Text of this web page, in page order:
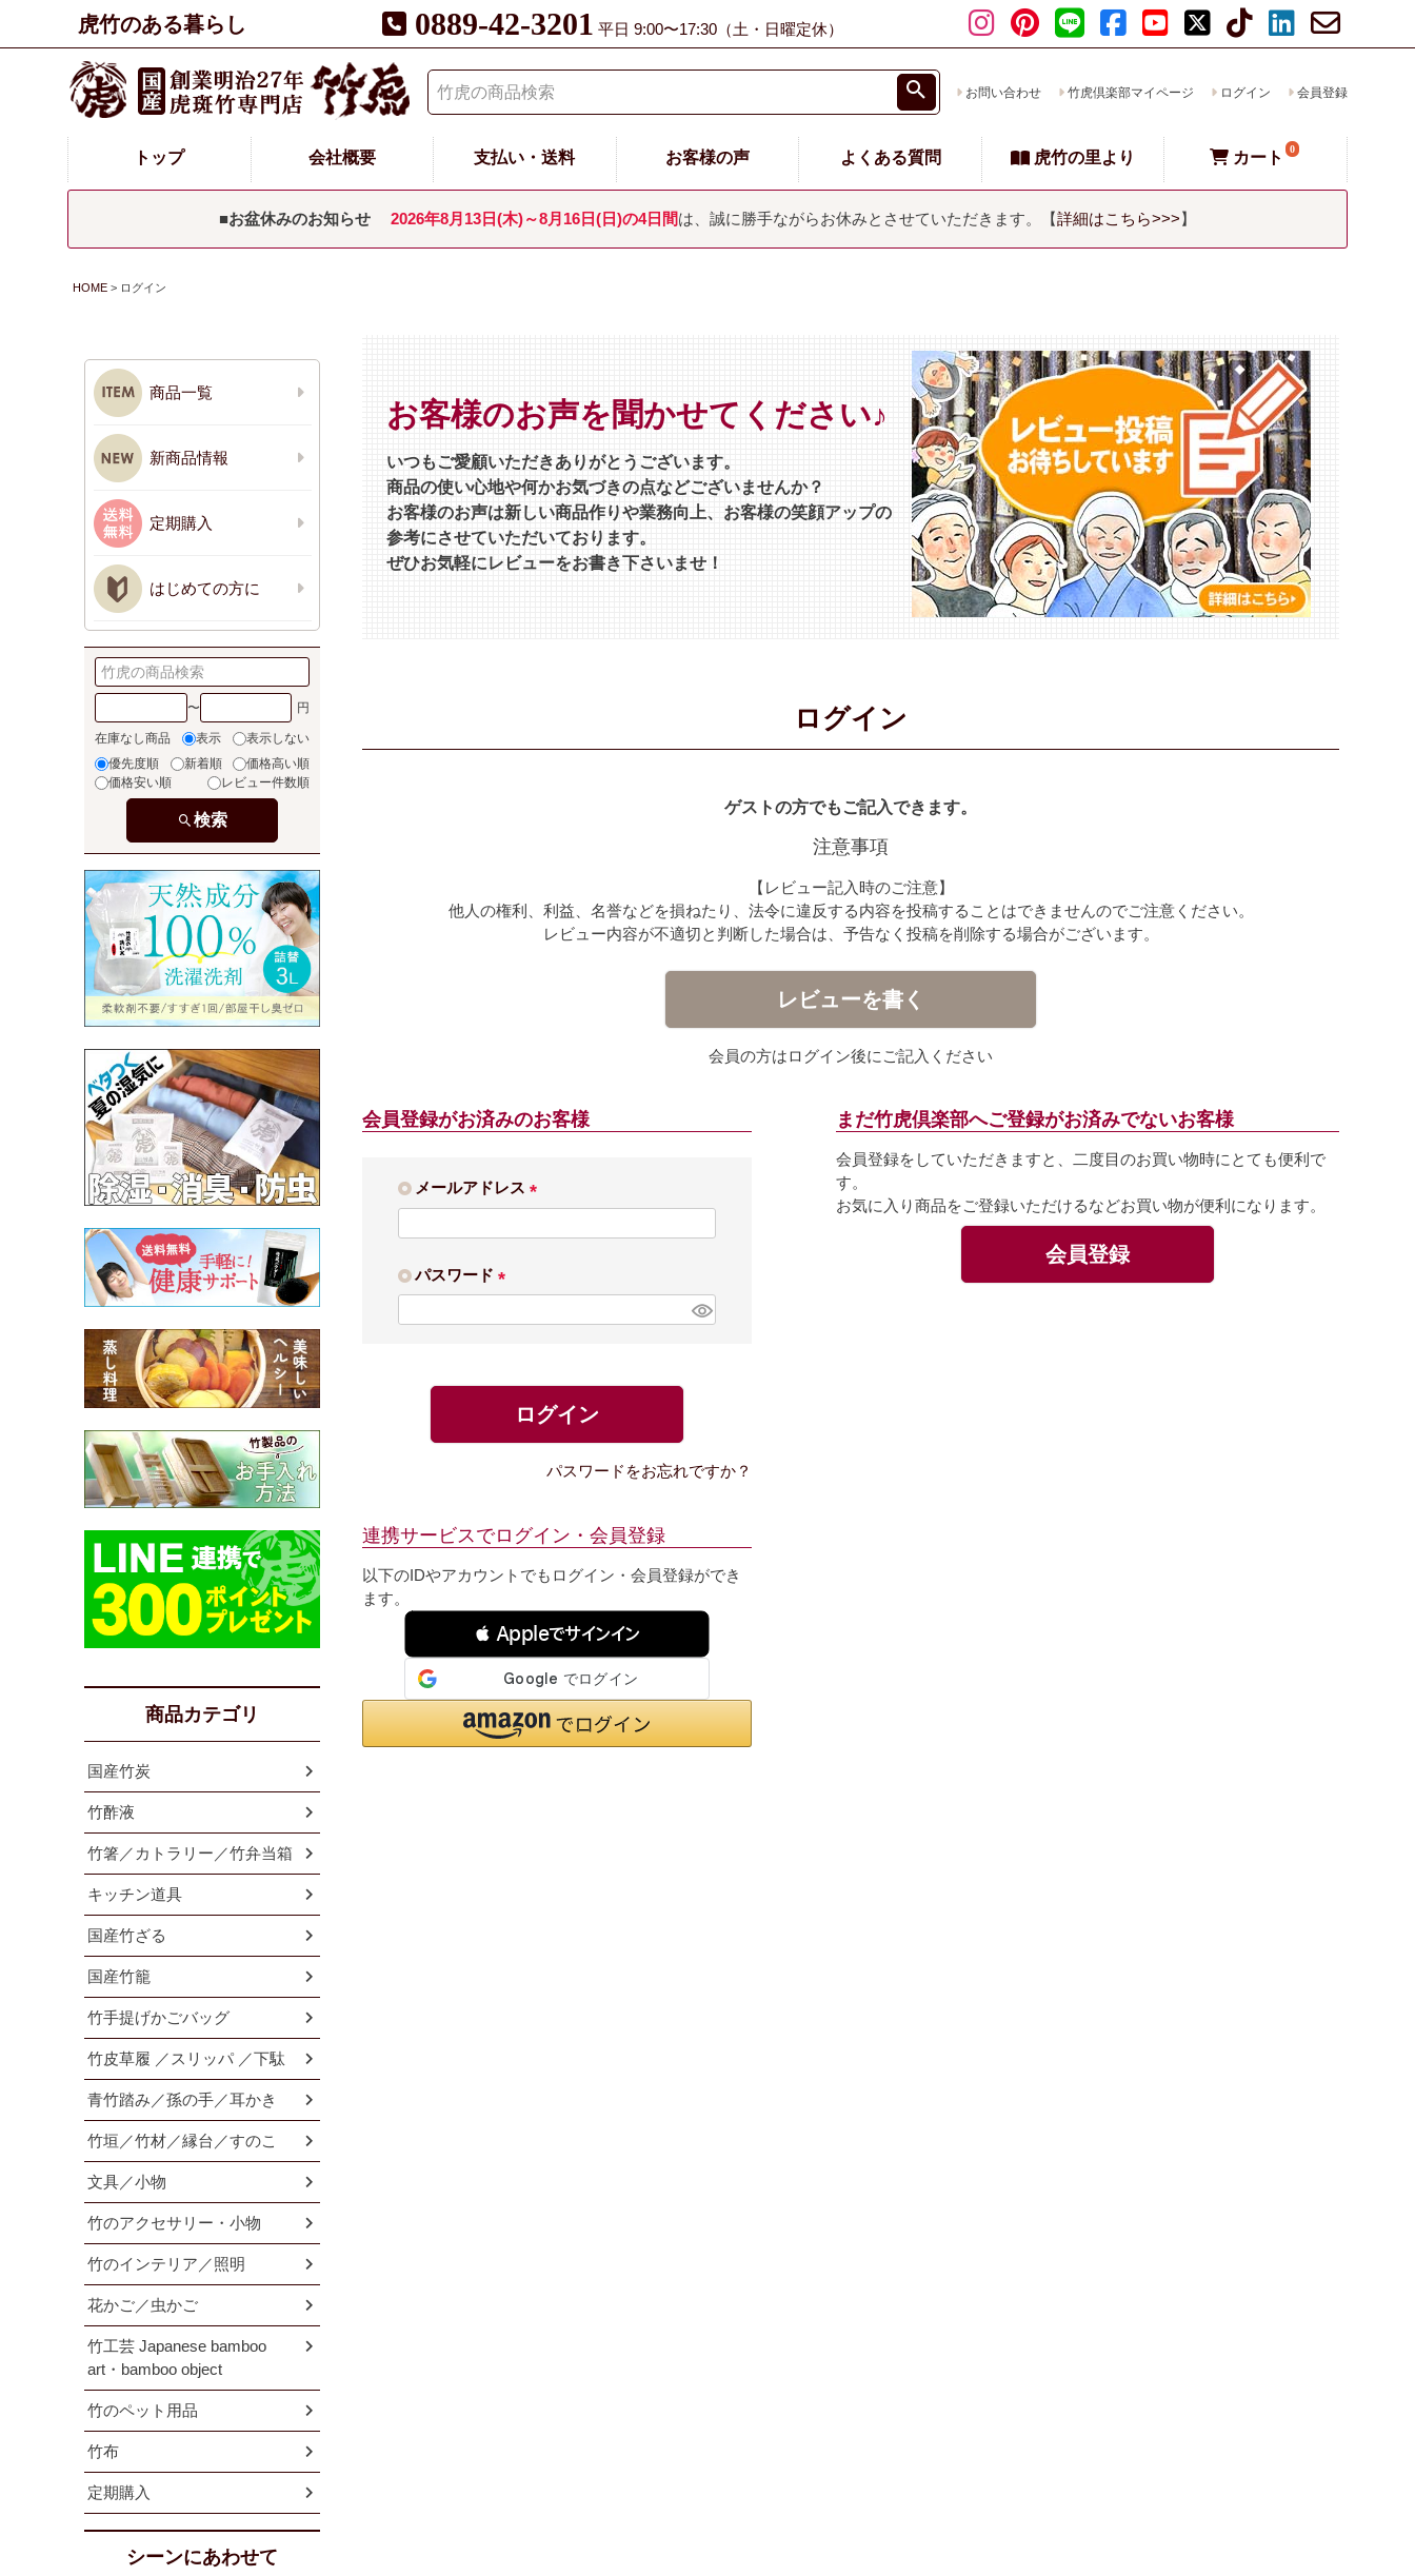
虎竹のある暮らし 0889-42-3201 平日 9:00〜17:30（土・日曜定休）
お問い合わせ 竹虎倶楽部マイページ ログイン 会員登録
トップ 会社概要 支払い・送料 お客様の声 よくある質問 虎竹の里より カート 0
■お盆休みのお知らせ 2026年8月13日(木)～8月16日(日)の4日間は、誠に勝手ながらお休みとさせていただきます。【詳細はこちら>>>】
HOME ログイン
商品一覧
新商品情報
定期購入
はじめての方に
〜
在庫なし商品 表示
表示しない
優先度順
新着順
価格高い順
価格安い順
レビュー件数順
検索
商品カテゴリ
国産竹炭
竹酢液
竹箸／カトラリー／竹弁当箱
キッチン道具
国産竹ざる
国産竹籠
竹手提げかごバッグ
竹皮草履 ／スリッパ ／下駄
青竹踏み／孫の手／耳かき
竹垣／竹材／縁台／すのこ
文具／小物
竹のアクセサリー・小物
竹のインテリア／照明
花かご／虫かご
竹工芸 Japanese bamboo
art・bamboo object
竹のペット用品
竹布
定期購入
シーンにあわせて
お客様のお声を聞かせてください♪
いつもご愛顧いただきありがとうございます。
商品の使い心地や何かお気づきの点などございませんか？
お客様のお声は新しい商品作りや業務向上、お客様の笑顔アップの
参考にさせていただいております。
ぜひお気軽にレビューをお書き下さいませ！
ログイン
ゲストの方でもご記入できます。
注意事項
【レビュー記入時のご注意】
他人の権利、利益、名誉などを損ねたり、法令に違反する内容を投稿することはできませんのでご注意ください。
レビュー内容が不適切と判断した場合は、予告なく投稿を削除する場合がございます。
レビューを書く
会員の方はログイン後にご記入ください
会員登録がお済みのお客様
メールアドレス
必
パスワード
必
ログイン
パスワードをお忘れですか？
連携サービスでログイン・会員登録
以下のIDやアカウントでもログイン・会員登録ができ
ます。
 Appleでサインイン
まだ竹虎倶楽部へご登録がお済みでないお客様
会員登録をしていただきますと、二度目のお買い物時にとても便利で
す。
お気に入り商品をご登録いただけるなどお買い物が便利になります。
会員登録